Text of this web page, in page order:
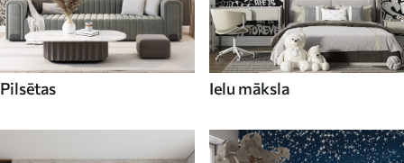
Pilsētas Ielu māksla